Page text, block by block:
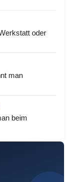
oder
man
beim